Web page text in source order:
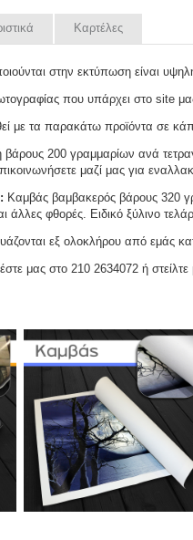
Καρτέλες
στην εκτύπωση είναι
που υπάρχει στο site
με τα παρακάτω προϊόντα σε
βάρους 200 γραμμαρίων ανά
μαζί μας για
Καμβάς βαμβακερός βάρους 320
άλλες φθορές. Ειδικό ξύλινο
εξ ολοκλήρου από εμάς
μας στο 210 2634072 ή